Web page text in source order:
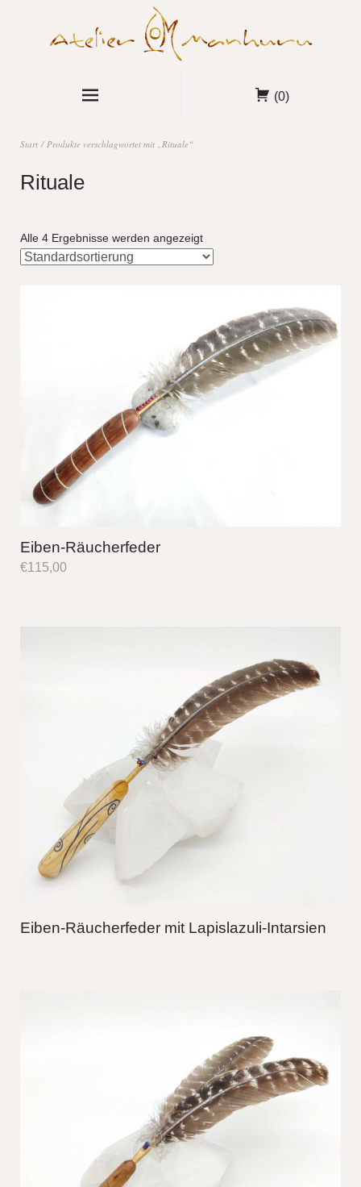
(0)
Start / Produkte verschlagwortet mit „Rituale“
Rituale
Alle 4 Ergebnisse werden angezeigt
Eiben-Räucherfeder
€115,00
Eiben-Räucherfeder mit Lapislazuli-Intarsien